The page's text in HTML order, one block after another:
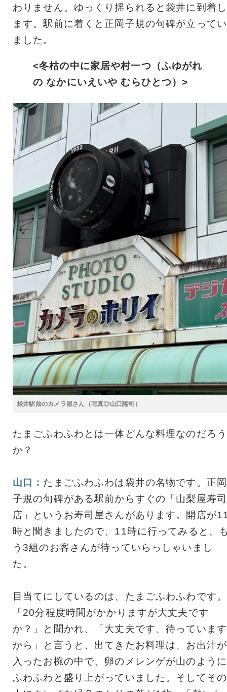
わりません。ゆっくり揺られると袋井に到着し
ます。駅前に着くと正岡子規の句碑が立ってい
ました。
<冬枯の中に家居や村一つ（ふゆがれ
の なかにいえいや むらひとつ）>
袋井駅前のカメラ屋さん（写真◎山口謠司）
たまごふわふわとは一体どんな料理なのだろう
か？
山口： たまごふわふわは袋井の名物です。正岡
子規の句碑がある駅前からすぐの「山梨屋寿司
店」というお寿司屋さんがあります。開店が
時と聞きましたので、11時に行ってみると、
う3組のお客さんが待っていらっしゃいまし
た。
目当てにしているのは、たまごふわふわです。
「20分程度時間がかかりますが大丈夫です
か？」と聞かれ、「大丈夫です、待っています
から」と言うと、出てきたお料理は、お出汁が
入ったお椀の中で、卵のメレンゲが山のように
ふわふわと盛り上がっていました。そしてその